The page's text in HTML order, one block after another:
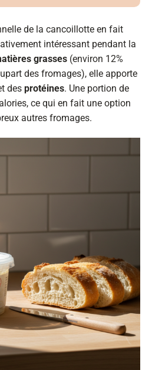
de la cancoillotte en fait
intéressant pendant la
grasses (environ 12%
des fromages), elle apporte
des protéines. Une portion de
ce qui en fait une option
autres fromages.